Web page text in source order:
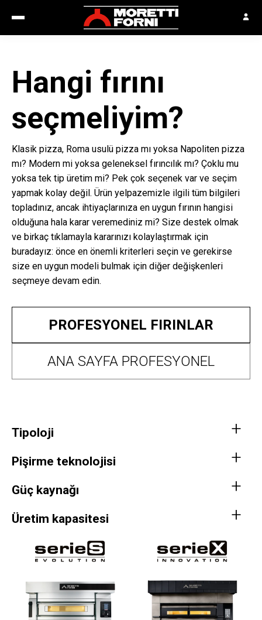
Hangi fırını
seçmeliyim?
Klasik pizza, Roma usulü pizza mı yoksa Napoliten pizza
mı? Modern mi yoksa geleneksel fırıncılık mı? Çoklu mu
yoksa tek tip üretim mi? Pek çok seçenek var ve seçim
yapmak kolay değil. Ürün yelpazemizle ilgili tüm bilgileri
topladınız, ancak ihtiyaçlarınıza en uygun fırının hangisi
olduğuna hala karar veremediniz mi? Size destek olmak
ve birkaç tıklamayla kararınızı kolaylaştırmak için
buradayız: önce en önemli kriterleri seçin ve gerekirse
size en uygun modeli bulmak için diğer değişkenleri
seçmeye devam edin.
PROFESYONEL FIRINLAR
ANA SAYFA PROFESYONEL
Tipoloji
Pişirme teknolojisi
Güç kaynağı
Üretim kapasitesi